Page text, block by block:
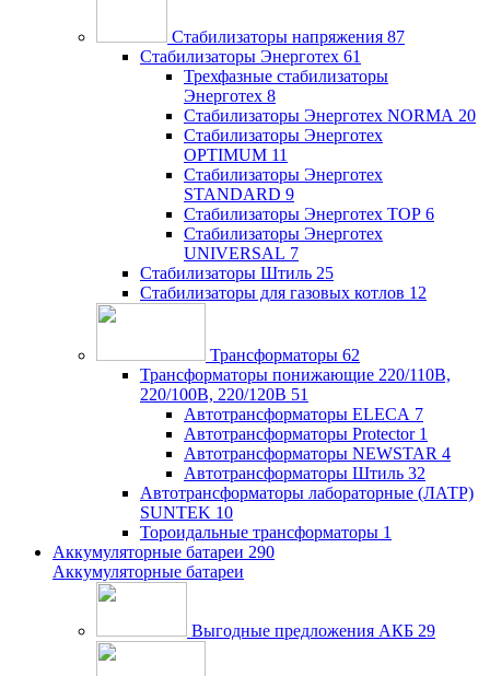
Стабилизаторы напряжения 87
Стабилизаторы Энерготех 61
Трехфазные стабилизаторы
Энерготех 8
Стабилизаторы Энерготех NORMA 20
Стабилизаторы Энерготех
OPTIMUM 11
Стабилизаторы Энерготех
STANDARD 9
Стабилизаторы Энерготех TOP 6
Стабилизаторы Энерготех
UNIVERSAL 7
Стабилизаторы Штиль 25
Стабилизаторы для газовых котлов 12
Трансформаторы 62
Трансформаторы понижающие 220/110В,
220/100В, 220/120В 51
Автотрансформаторы ELECA 7
Автотрансформаторы Protector 1
Автотрансформаторы NEWSTAR 4
Автотрансформаторы Штиль 32
Автотрансформаторы лабораторные (ЛАТР)
SUNTEK 10
Тороидальные трансформаторы 1
Аккумуляторные батареи 290
Аккумуляторные батареи
Выгодные предложения АКБ 29